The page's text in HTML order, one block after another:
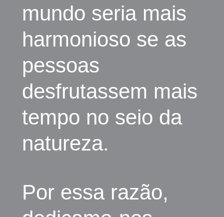
mundo seria mais
harmonioso se as
pessoas
desfrutassem mais
tempo no seio da
natureza.
Por essa razão,